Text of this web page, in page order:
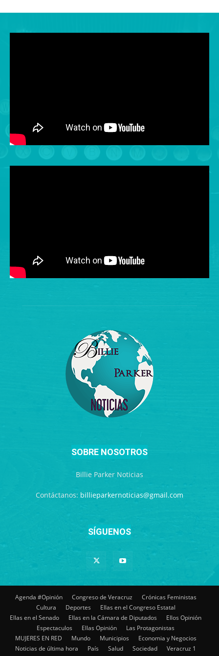
SOBRE NOSOTROS
Billie Parker Noticias
Contáctanos: billieparkernoticias@gmail.com
SÍGUENOS
Agenda #Opinión Congreso de Veracruz
Crónicas Feministas
Cultura
Deportes
Ellas en el Congreso Estatal
Ellas en el Senado
Ellas en la Cámara de Diputados
Ellos Opinión
Espectaculos
Ellas Opinión
Las Protagonistas
MUJERES EN RED
Mundo Municipios
Economia y Negocios
Noticias de última hora
País Salud Sociedad
Veracruz 1